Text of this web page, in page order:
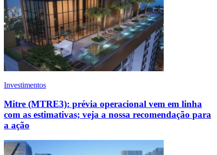
Investimentos
Mitre (MTRE3): prévia operacional vem em linha
com as estimativas; veja a nossa recomendação para
a ação